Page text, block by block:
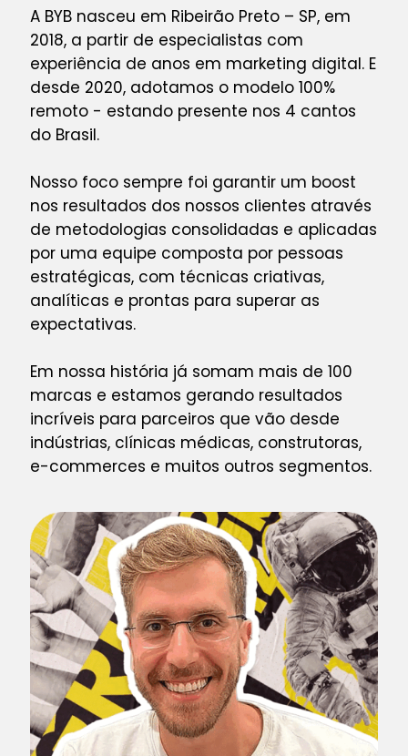
A BYB nasceu em Ribeirão Preto – SP, em
2018, a partir de especialistas com
experiência de anos em marketing digital. E
desde 2020, adotamos o modelo 100%
remoto - estando presente nos 4 cantos
do Brasil.
Nosso foco sempre foi garantir um boost
nos resultados dos nossos clientes através
de metodologias consolidadas e aplicadas
por uma equipe composta por pessoas
estratégicas, com técnicas criativas,
analíticas e prontas para superar as
expectativas.
Em nossa história já somam mais de 100
marcas e estamos gerando resultados
incríveis para parceiros que vão desde
indústrias, clínicas médicas, construtoras,
e-commerces e muitos outros segmentos.